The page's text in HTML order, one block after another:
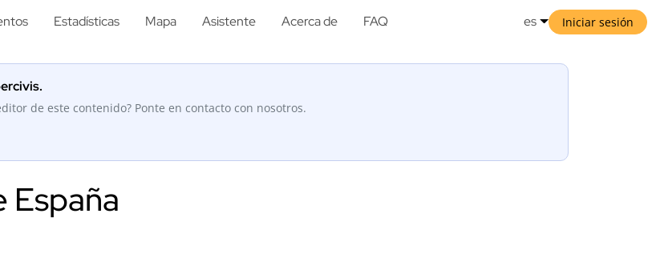
es Iniciar sesión
Estadísticas Mapa Asistente Acerca de FAQ
de este contenido? Ponte en contacto con nosotros.